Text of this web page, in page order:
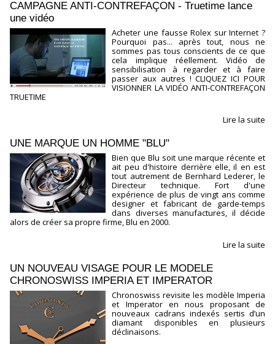
CAMPAGNE ANTI-CONTREFAÇON - Truetime lance
une vidéo
Acheter une fausse Rolex sur Internet ?
Pourquoi pas... après tout, nous ne
sommes pas tous conscients de ce que
cela implique réellement. Vidéo de
sensibilisation à regarder et à faire
passer aux autres ! CLIQUEZ ICI POUR
VISIONNER LA VIDÉO ANTI-CONTREFAÇON
TRUETIME
Lire la suite
UNE MARQUE UN HOMME "BLU"
Bien que Blu soit une marque récente et
ait peu d'histoire derrière elle, il en est
tout autrement de Bernhard Lederer, le
Directeur technique. Fort d'une
expérience de plus de vingt ans comme
designer et fabricant de garde-temps
dans diverses manufactures, il décide
alors de créer sa propre firme, Blu en 2000.
Lire la suite
UN NOUVEAU VISAGE POUR LE MODELE
CHRONOSWISS IMPERIA ET IMPERATOR
Chronoswiss revisite les modèle Imperia
et Imperator en nous proposant de
nouveaux cadrans indexés sertis d’un
diamant disponibles en plusieurs
déclinaisons.